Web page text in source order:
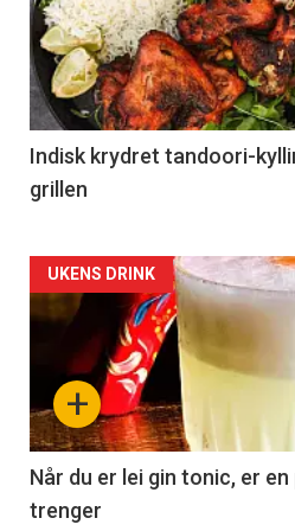
Indisk krydret tandoori-
grillen
Forsiden
akkurat
nå
-
2
+
UKENS DRINK
Når du er lei gin tonic, er
trenger